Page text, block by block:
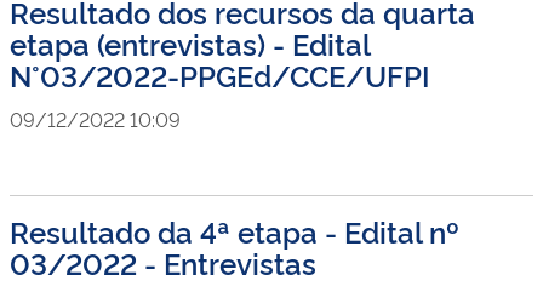
Resultado dos recursos da quarta
etapa (entrevistas) - Edital
N°03/2022-PPGEd/CCE/UFPI
09/12/2022 10:09
Resultado da 4ª etapa - Edital nº
03/2022 - Entrevistas